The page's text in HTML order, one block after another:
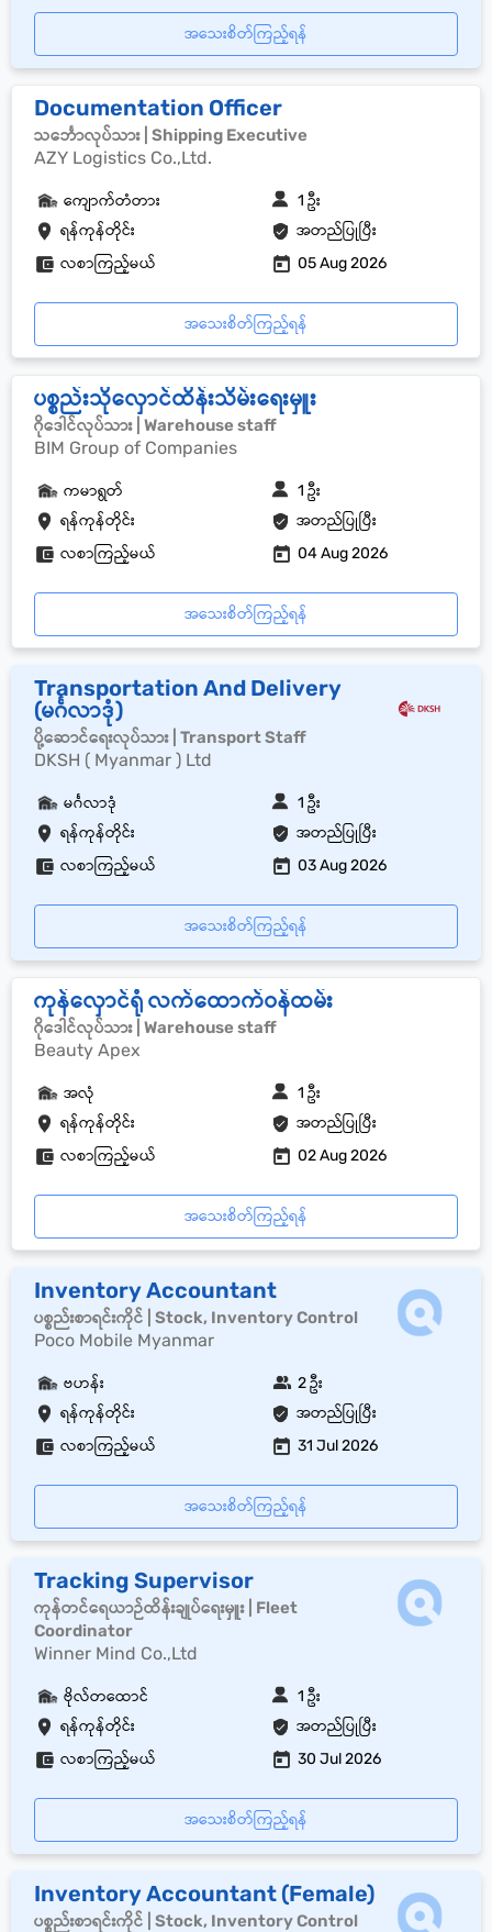
အသေးစိတ်ကြည့်ရန်
Documentation Officer
သင်္ဘောလုပ်သား | Shipping Executive
AZY Logistics Co.,Ltd.
ရန်ကုန်တိုင်း အတည်ပြုပြီး
ကျောက်တံတား 1 ဦး
လစာကြည့်မယ် 05 Aug 2026
အသေးစိတ်ကြည့်ရန်
ပစ္စည်းသိုလှောင်ထိန်းသိမ်းရေးမှူး
ဂိုဒေါင်လုပ်သား | Warehouse staff
BIM Group of Companies
ရန်ကုန်တိုင်း အတည်ပြုပြီး
ကမာရွတ် 1 ဦး
လစာကြည့်မယ် 04 Aug 2026
အသေးစိတ်ကြည့်ရန်
Transportation And Delivery
(မင်္ဂလာဒုံ)
ပို့ဆောင်ရေးလုပ်သား | Transport Staff
DKSH ( Myanmar ) Ltd
ရန်ကုန်တိုင်း အတည်ပြုပြီး
မင်္ဂလာဒုံ 1 ဦး
လစာကြည့်မယ် 03 Aug 2026
အသေးစိတ်ကြည့်ရန်
ကုန်လှောင်ရုံ လက်ထောက်ဝန်ထမ်း
ဂိုဒေါင်လုပ်သား | Warehouse staff
Beauty Apex
ရန်ကုန်တိုင်း အတည်ပြုပြီး
အလုံ 1 ဦး
လစာကြည့်မယ် 02 Aug 2026
အသေးစိတ်ကြည့်ရန်
Inventory Accountant
ပစ္စည်းစာရင်းကိုင် | Stock, Inventory Control
Poco Mobile Myanmar
ရန်ကုန်တိုင်း အတည်ပြုပြီး
ဗဟန်း 2 ဦး
လစာကြည့်မယ် 31 Jul 2026
အသေးစိတ်ကြည့်ရန်
Tracking Supervisor
ကုန်တင်ရေယာဉ်ထိန်းချုပ်ရေးမှူး | Fleet
Coordinator
Winner Mind Co.,Ltd
ရန်ကုန်တိုင်း အတည်ပြုပြီး
ဗိုလ်တထောင် 1 ဦး
လစာကြည့်မယ် 30 Jul 2026
အသေးစိတ်ကြည့်ရန်
Inventory Accountant (Female)
ပစ္စည်းစာရင်းကိုင် | Stock, Inventory Control